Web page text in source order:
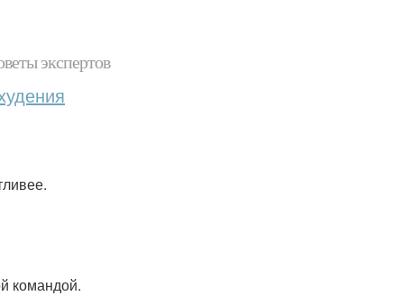
экспертов
командой.